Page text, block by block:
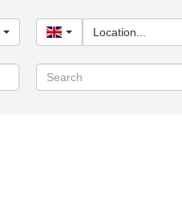
United Kingdom
Location...
Search